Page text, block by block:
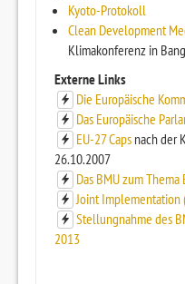
Kyoto-Protokoll
Clean Development
Klimakonferenz in
Externe Links
Die Europäische
Das Europäische
EU-27 Caps nach der
26.10.2007
Das BMU zum
Joint Implementation
Stellungnahme des
2013